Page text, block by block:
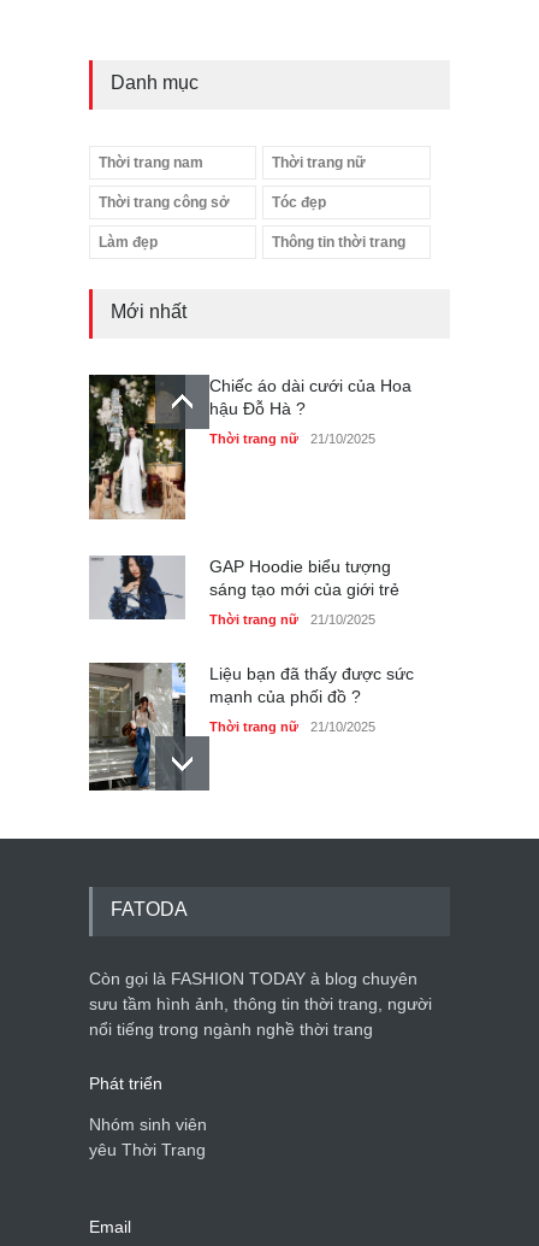
Danh mục
Thời trang nam Thời trang nữ
Thời trang công sở Tóc đẹp
Làm đẹp Thông tin thời trang
Mới nhất
Chiếc áo dài cưới của Hoa
hậu Đỗ Hà ?
Thời trang nữ 21/10/2025
GAP Hoodie biểu tượng
sáng tạo mới của giới trẻ
Thời trang nữ 21/10/2025
Liệu bạn đã thấy được sức
mạnh của phối đồ ?
Thời trang nữ 21/10/2025
Dàn túi hiệu ‘ xịn sò’ của nữ
Mẫu áo khoác đẹp cho phụ
nữ 40+
FATODA
Còn gọi là FASHION TODAY à blog chuyên
sưu tầm hình ảnh, thông tin thời trang, người
nổi tiếng trong ngành nghề thời trang
Phát triển
Nhóm sinh viên
yêu Thời Trang
Email